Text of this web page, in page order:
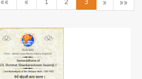
«« « 1 2 3 » »»